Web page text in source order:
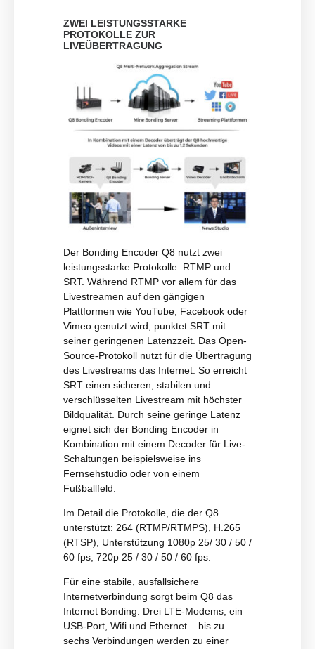
ZWEI LEISTUNGSSTARKE
PROTOKOLLE ZUR
LIVEÜBERTRAGUNG
Der Bonding Encoder Q8 nutzt zwei
leistungsstarke Protokolle: RTMP und
SRT. Während RTMP vor allem für das
Livestreamen auf den gängigen
Plattformen wie YouTube, Facebook oder
Vimeo genutzt wird, punktet SRT mit
seiner geringenen Latenzzeit. Das Open-
Source-Protokoll nutzt für die Übertragung
des Livestreams das Internet. So erreicht
SRT einen sicheren, stabilen und
verschlüsselten Livestream mit höchster
Bildqualität. Durch seine geringe Latenz
eignet sich der Bonding Encoder in
Kombination mit einem Decoder für Live-
Schaltungen beispielsweise ins
Fernsehstudio oder von einem
Fußballfeld.
Im Detail die Protokolle, die der Q8
unterstützt: 264 (RTMP/RTMPS), H.265
(RTSP), Unterstützung 1080p 25/ 30 / 50 /
60 fps; 720p 25 / 30 / 50 / 60 fps.
Für eine stabile, ausfallsichere
Internetverbindung sorgt beim Q8 das
Internet Bonding. Drei LTE-Modems, ein
USB-Port, Wifi und Ethernet – bis zu
sechs Verbindungen werden zu einer